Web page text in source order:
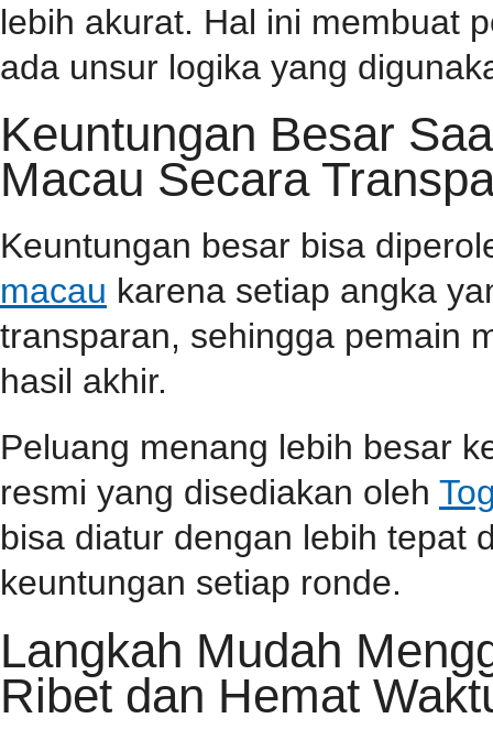
lebih akurat. Hal ini membuat
ada unsur logika yang
Keuntungan Besar
Macau Secara
Keuntungan besar bisa
macau karena setiap angka
transparan, sehingga pemain
hasil akhir.
Peluang menang lebih besar
resmi yang disediakan oleh
bisa diatur dengan lebih tepat
keuntungan setiap ronde.
Langkah Mudah
Ribet dan Hemat